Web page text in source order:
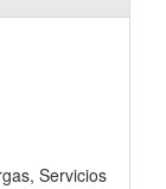
Servicios